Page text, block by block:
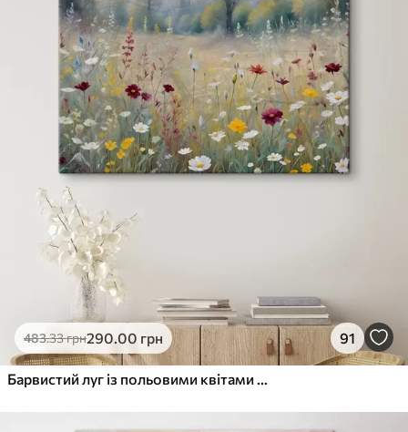
483.33грн290.00 грн 91
Барвистий луг із польовими квітами з розмитим лісом на задньому плані